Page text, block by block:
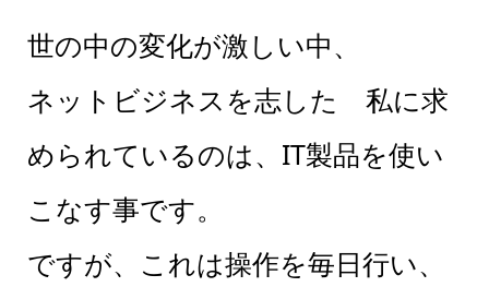
世の中の変化が激しい中、
ネットビジネスを志した 私に求
められているのは、IT製品を使い
こなす事です。
ですが、これは操作を毎日行い、